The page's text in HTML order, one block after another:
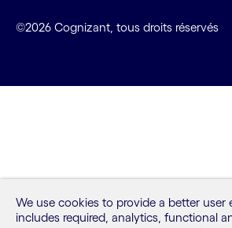
©2026 Cognizant, tous droits réservés
We use cookies to provide a better user
includes required, analytics, functional